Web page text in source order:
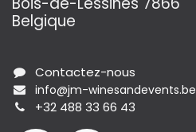
Belgique
Contactez-nous
info@jm-winesandevents.be
+32 488 33 66 43